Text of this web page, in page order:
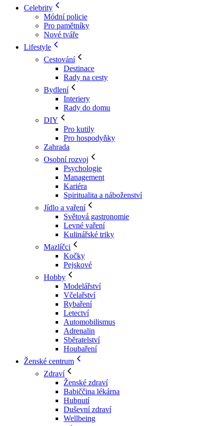
Celebrity
Módní policie
Pro pamětníky
Nové tváře
Lifestyle
Cestování
Destinace
Rady na cesty
Bydlení
Interiery
Rady do domu
DIY
Pro kutily
Pro hospodyňky
Zahrada
Osobní rozvoj
Psychologie
Management
Kariéra
Spiritualita a náboženství
Jídlo a vaření
Světová gastronomie
Levné vaření
Kulinářské triky
Mazlíčci
Kočky
Pejskové
Hobby
Modelářství
Včelařství
Rybaření
Letectví
Automobilismus
Adrenalin
Sběratelství
Houbaření
Ženské centrum
Zdraví
Ženské zdraví
Babiččina lékárna
Hubnutí
Duševní zdraví
Wellbeing